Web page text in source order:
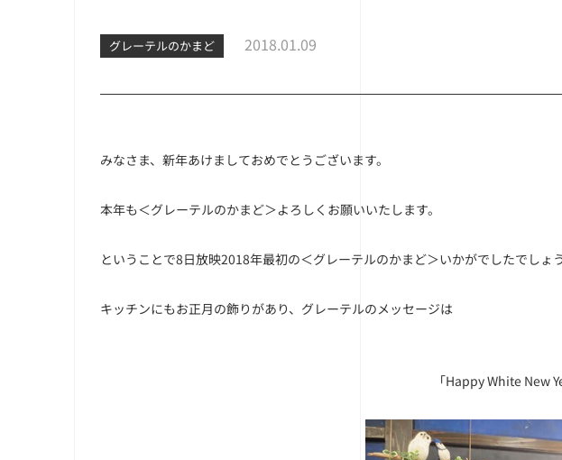
グレーテルのかまど 2018.01.09
みなさま、新年あけましておめでとうございます。
本年も＜グレーテルのかまど＞よろしくお願いいたします。
ということで8日放映2018年最初の＜グレーテルのかまど＞いかがでしたでしょ
キッチンにもお正月の飾りがあり、グレーテルのメッセージは
「Happy White New